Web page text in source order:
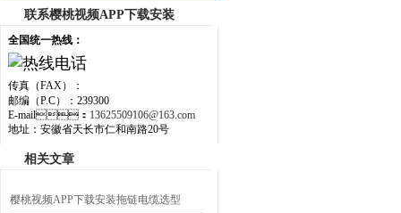
联系樱桃视频APP下载安装
全国统一热线：
传真（FAX）：
邮编（P.C）：239300
E-mail： 13625509106@163.com
地址：安徽省天长市仁和南路20号
相关文章
樱桃视频APP下载安装拖链电缆选型